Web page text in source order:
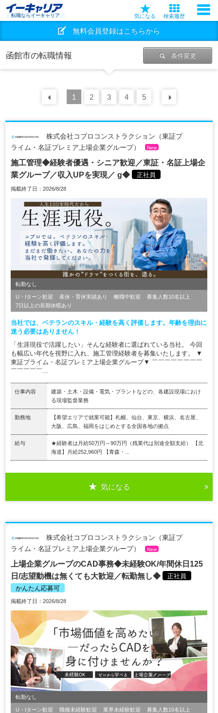
転職ならイーキャリア 気になる 検索履歴
無料会員登録はこちらから
函館市の転職情報 条件変更
前の 30
1 2 3 4 5
株式会社コプロコンストラクション（東証プ
ライム・名証プレミア上場企業グループ）
New
施工管理◆経験者優遇・シニア歓迎／東証・名証上場企
業グループ／収入UPを実現／ g◆
正社員
掲載終了日：2026/8/28
転勤なし
U・Iターン歓迎 産休・育休実績あり 離職中歓迎
募集人数10名以上
7日以上の長期休暇あり
当社では、ベテランのスキル・経験を高く評価します。年齢を理由に
迷う必要はありません！
「生涯現役で活躍したい」そんな経験者に選ばれている当社。 今回
も幅広い年代を視野に入れ、施工管理経験者を募集いたします。 ▼
東証プライム・名証プレミア上場企業グループ▼ ￣￣￣￣￣￣￣￣
￣￣￣￣￣...
仕事内容
建築・土木・設備・電気・プラントなどの、各建設現場におけ
る現場監督業務
勤務地
【希望エリアで就業可能】札幌、仙台、東京、横浜、名古屋、
大阪、広島、福岡をはじめとする全国各地の拠点
給与
★経験者は月給50万円～90万円（残業代は別途全額支給） 【北
海道】月給252,960円 【青森・...
気になる
株式会社コプロコンストラクション（東証プ
ライム・名証プレミア上場企業グループ）
New
上場企業グループのCAD事務◆未経験OK/年間休日125
日/志望動機は無くても大歓迎／転勤無し◆
正社員
かんたん応募可
掲載終了日：2026/8/28
転勤なし
U・Iターン歓迎 職種未経験歓迎 業界未経験歓迎
募集人数10名以上